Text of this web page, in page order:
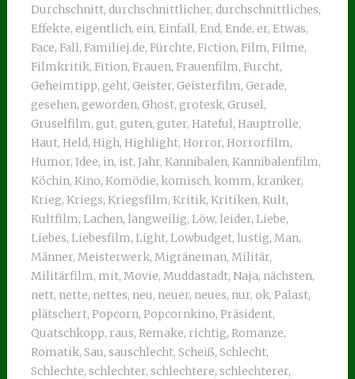
Durchschnitt, durchschnittlicher, durchschnittliches,
Effekte, eigentlich, ein, Einfall, End, Ende, er, Etwas,
Face, Fall, Familiej.de, Fürchte, Fiction, Film, Filme,
Filmkritik, Fition, Frauen, Frauenfilm, Furcht,
Geheimtipp, geht, Geister, Geisterfilm, Gerade,
gesehen, geworden, Ghost, grotesk, Grusel,
Gruselfilm, gut, guten, guter, Hateful, Hauptrolle,
Haut, Held, High, Highlight, Horror, Horrorfilm,
Humor, Idee, in, ist, Jahr, Kannibalen, Kannibalenfilm,
Köchin, Kino, Komödie, komisch, komm, kranker,
Krieg, Kriegs, Kriegsfilm, Kritik, Kritiken, Kult,
Kultfilm, Lachen, langweilig, Löw, leider, Liebe,
Liebes, Liebesfilm, Light, Lowbudget, lustig, Man,
Männer, Meisterwerk, Migräneman, Militär,
Militärfilm, mit, Movie, Muddastadt, Naja, nächsten,
nett, nette, nettes, neu, neuer, neues, nur, ok, Palast,
plätschert, Popcorn, Popcornkino, Präsident,
Quatschkopp, raus, Remake, richtig, Romanze,
Romatik, Sau, sauschlecht, Scheiß, Schlecht,
Schlechte, schlechter, schlechtere, schlechterer,